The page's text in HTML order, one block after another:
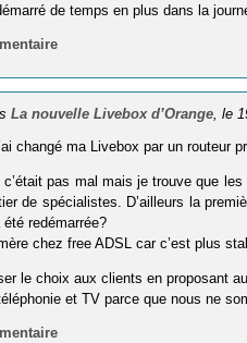
de temps en plus dans la
La nouvelle Livebox d’Orange, le
changé ma Livebox par un routeur
c’était pas mal mais je trouve que
de spécialistes. D’ailleurs la
redémarrée?
chez free ADSL car c’est plus
le choix aux clients en proposant
et TV parce que nous ne